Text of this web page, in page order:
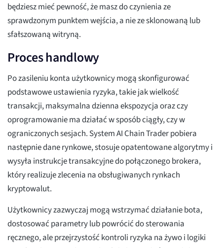
będziesz mieć pewność, że masz do czynienia ze
sprawdzonym punktem wejścia, a nie ze sklonowaną lub
sfałszowaną witryną.
Proces handlowy
Po zasileniu konta użytkownicy mogą skonfigurować
podstawowe ustawienia ryzyka, takie jak wielkość
transakcji, maksymalna dzienna ekspozycja oraz czy
oprogramowanie ma działać w sposób ciągły, czy w
ograniczonych sesjach. System AI Chain Trader pobiera
następnie dane rynkowe, stosuje opatentowane algorytmy i
wysyła instrukcje transakcyjne do połączonego brokera,
który realizuje zlecenia na obsługiwanych rynkach
kryptowalut.
Użytkownicy zazwyczaj mogą wstrzymać działanie bota,
dostosować parametry lub powrócić do sterowania
ręcznego, ale przejrzystość kontroli ryzyka na żywo i logiki